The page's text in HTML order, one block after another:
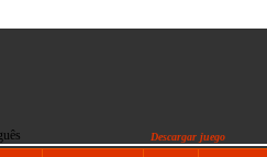
Descargar juego